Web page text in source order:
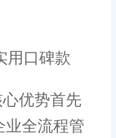
优势首先
业全流程管